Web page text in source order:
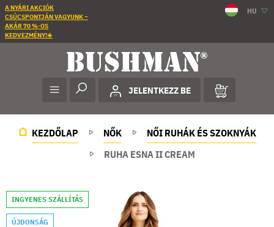
A NYÁRI AKCIÓK
CSÚCSPONTJÁN VAGYUNK –
AKÁR 70 %-OS
KEDVEZMÉNY!☀️
HU
JELENTKEZZ BE
KEZDŐLAP NŐK
NŐI RUHÁK ÉS SZOKNYÁK
RUHA ESNA II CREAM
INGYENES SZÁLLÍTÁS
ÚJDONSÁG